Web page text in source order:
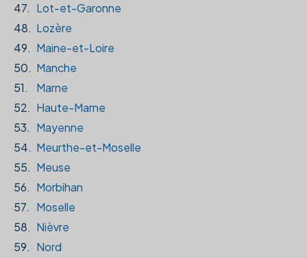
47. Lot-et-Garonne
48. Lozère
49. Maine-et-Loire
50. Manche
51.
Marne
52. Haute-Marne
53. Mayenne
54. Meurthe-et-Moselle
55. Meuse
56. Morbihan
57.
Moselle
58. Nièvre
59. Nord